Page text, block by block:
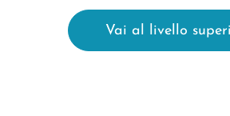
Vai al livello